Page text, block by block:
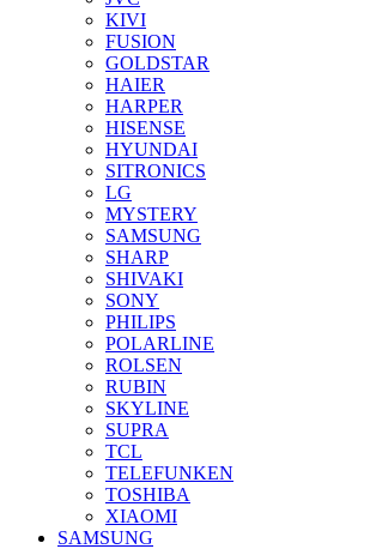
KIVI
FUSION
GOLDSTAR
HAIER
HARPER
HISENSE
HYUNDAI
SITRONICS
LG
MYSTERY
SAMSUNG
SHARP
SHIVAKI
SONY
PHILIPS
POLARLINE
ROLSEN
RUBIN
SKYLINE
SUPRA
TCL
TELEFUNKEN
TOSHIBA
XIAOMI
SAMSUNG